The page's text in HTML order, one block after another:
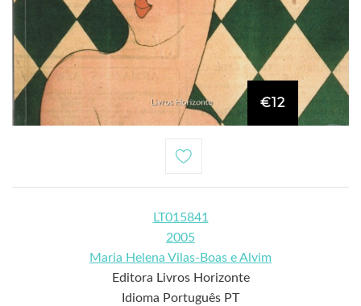
€12
LT015841
2005
Maria Helena Vilas-Boas e Alvim
Editora Livros Horizonte
Idioma Português PT